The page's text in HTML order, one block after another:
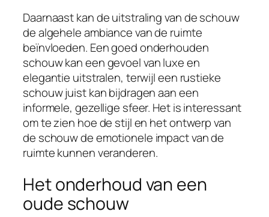
Daarnaast kan de uitstraling van de schouw
de algehele ambiance van de ruimte
beïnvloeden. Een goed onderhouden
schouw kan een gevoel van luxe en
elegantie uitstralen, terwijl een rustieke
schouw juist kan bijdragen aan een
informele, gezellige sfeer. Het is interessant
om te zien hoe de stijl en het ontwerp van
de schouw de emotionele impact van de
ruimte kunnen veranderen.
Het onderhoud van een
oude schouw